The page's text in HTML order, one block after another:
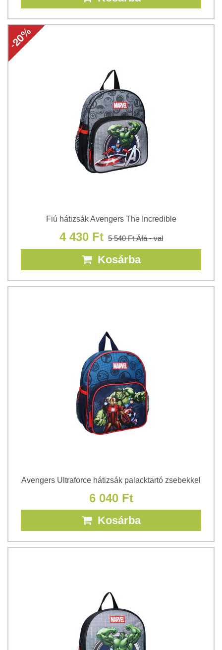
Fiú hátizsák Avengers The Incredible
4 430 Ft 5 540 FtÁfá - val
Kosárba
Avengers Ultraforce hátizsák palacktartó zsebekkel
6 040 Ft
Kosárba